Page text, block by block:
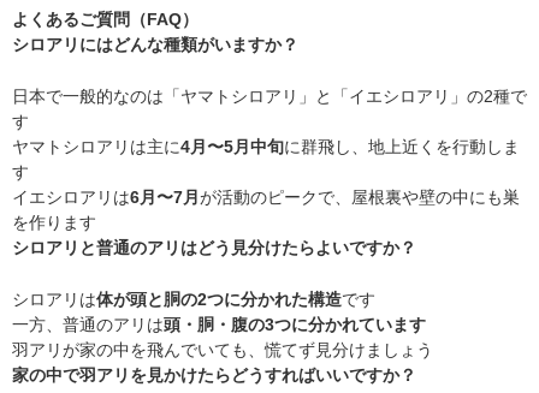
よくあるご質問（FAQ）
シロアリにはどんな種類がいますか？
日本で一般的なのは「ヤマトシロアリ」と「イエシロアリ」の2種で
す
ヤマトシロアリは主に4月〜5月中旬に群飛し、地上近くを行動しま
す
イエシロアリは6月〜7月 が活動のピークで、屋根裏や壁の中にも巣
を作ります
シロアリと普通のアリはどう見分けたらよいですか？
シロアリは体が頭と胴の2つに分かれた構造です
一方、普通のアリは頭・胴・腹の3つに分かれています
羽アリが家の中を飛んでいても、慌てず見分けましょう
家の中で羽アリを見かけたらどうすればいいですか？